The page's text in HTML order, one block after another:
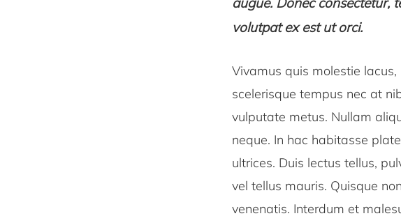
volutpat ex est ut orci.
Vivamus quis molestie
scelerisque tempus nec at
vulputate metus. Nullam
neque. In hac habitasse
ultrices. Duis lectus tellus,
vel tellus mauris. Quisque
venenatis. Interdum et